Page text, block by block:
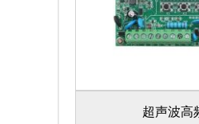
超声波高